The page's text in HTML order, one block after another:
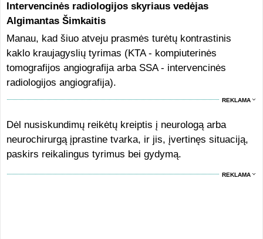
Intervencinės radiologijos skyriaus vedėjas
Algimantas Šimkaitis
Manau, kad šiuo atveju prasmės turėtų kontrastinis
kaklo kraujagyslių tyrimas (KTA - kompiuterinės
tomografijos angiografija arba SSA - intervencinės
radiologijos angiografija).
REKLAMA
Dėl nusiskundimų reikėtų kreiptis į neurologą arba
neurochirurgą įprastine tvarka, ir jis, įvertinęs situaciją,
paskirs reikalingus tyrimus bei gydymą.
REKLAMA